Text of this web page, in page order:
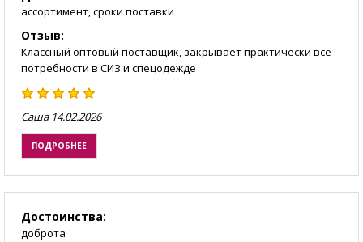
ассортимент, сроки поставки
Отзыв:
Классный оптовый поставщик, закрывает практически все
потребности в СИЗ и спецодежде
Саша 14.02.2026
ПОДРОБНЕЕ
Достоинства:
доброта